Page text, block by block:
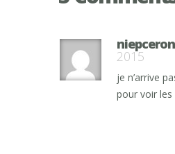
niepceron
2015
je n’arrive
pour voir les